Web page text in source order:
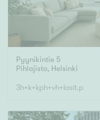
Pyynikintie 5
Pihlajisto, Helsinki
3h+k+kph+vh+lasit.p